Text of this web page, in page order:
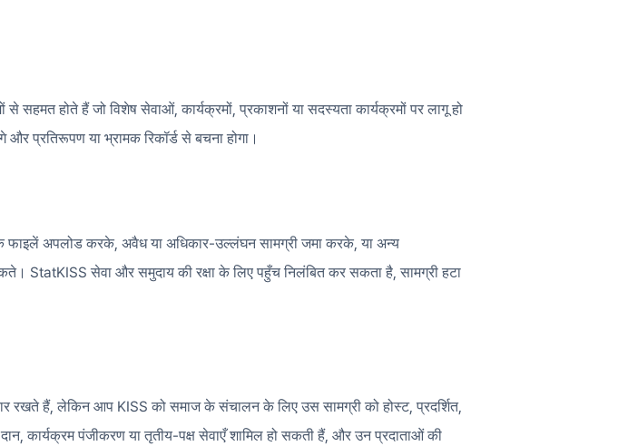
होते हैं जो विशेष सेवाओं, कार्यक्रमों, प्रकाशनों या सदस्यता कार्यक्रमों पर लागू हो
प्रतिरूपण या भ्रामक रिकॉर्ड से बचना होगा।
फाइलें अपलोड करके, अवैध या अधिकार-उल्लंघन सामग्री जमा करके, या अन्य
StatKISS सेवा और समुदाय की रक्षा के लिए पहुँच निलंबित कर सकता है, सामग्री हटा
रखते हैं, लेकिन आप KISS को समाज के संचालन के लिए उस सामग्री को होस्ट, प्रदर्शित,
कार्यक्रम पंजीकरण या तृतीय-पक्ष सेवाएँ शामिल हो सकती हैं, और उन प्रदाताओं की